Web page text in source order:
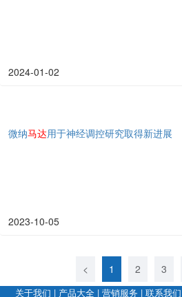
2024-01-02
微纳马达用于神经调控研究取得新进展
2023-10-05
< 1 2 3
关于我们 | 产品大全 | 营销服务 | 联系我们